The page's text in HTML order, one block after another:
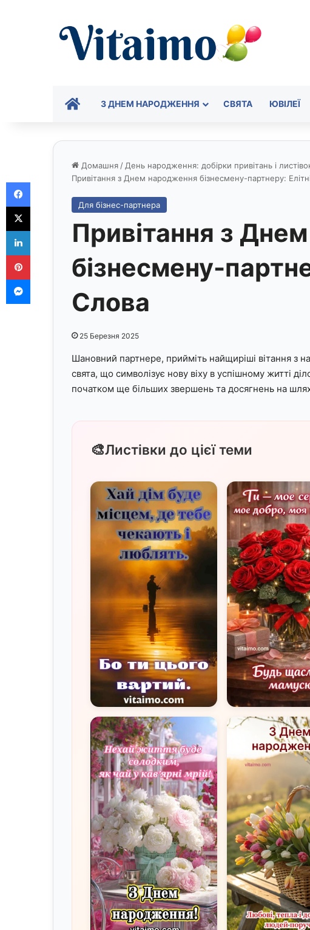
ГОЛОВНА
З ДНЕМ НАРОДЖЕННЯ СВЯТА ЮВІЛЕЇ
Домашня / День народження: добірки привітань і
Привітання з Днем народження бізнесмену-партнеру:
Для бізнес-партнера
Привітання з
бізнесмену-
Слова
25 Березня 2025
Шановний партнере, прийміть найщиріші вітання з
свята, що символізує нову віху в успішному житті
початком ще більших звершень та досягнень на
🎨Листівки до цієї теми